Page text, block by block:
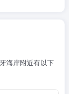
海岸附近有以下